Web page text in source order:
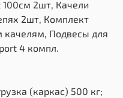
100см 2шт, Качели
2шт, Комплект
качелям, Подвесы для
4 компл.
(каркас) 500 кг;